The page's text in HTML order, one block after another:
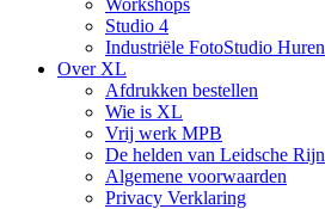
Workshops
Studio 4
Industriële FotoStudio Huren
Over XL
Afdrukken bestellen
Wie is XL
Vrij werk MPB
De helden van Leidsche Rijn
Algemene voorwaarden
Privacy Verklaring